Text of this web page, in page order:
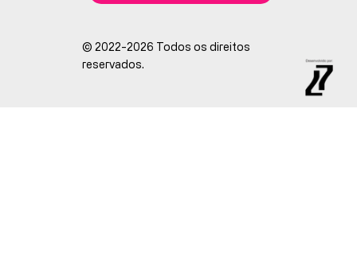
© 2022-2026 Todos os direitos
reservados.